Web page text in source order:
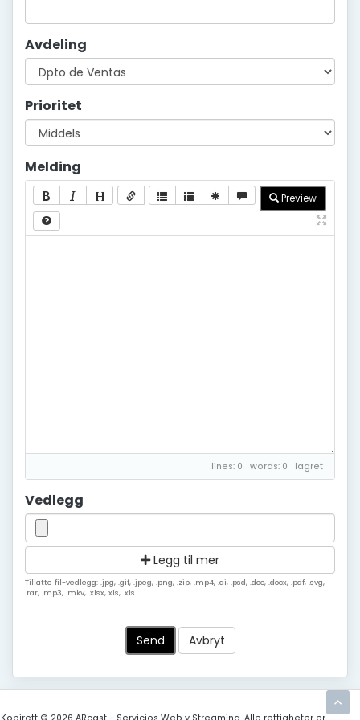
Avdeling
Prioritet
Melding
Preview
lines: 0 words: 0 lagret
Vedlegg
Legg til mer
Tillatte fil-vedlegg: .jpg, .gif, .jpeg, .png, .zip, .mp4, .ai, .psd, .doc, .docx, .pdf, .svg,
.rar, .mp3, .mkv, .xlsx, xls, .xls
Avbryt